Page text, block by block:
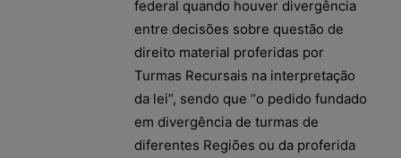
federal quando houver divergência
entre decisões sobre questão de
direito material proferidas por
Turmas Recursais na interpretação
da lei”, sendo que “o pedido fundado
em divergência de turmas de
diferentes Regiões ou da proferida